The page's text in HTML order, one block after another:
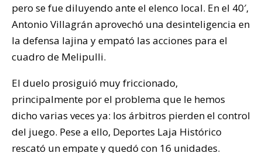
pero se fue diluyendo ante el elenco local. En el 40′,
Antonio Villagrán aprovechó una desinteligencia en
la defensa lajina y empató las acciones para el
cuadro de Melipulli.
El duelo prosiguió muy friccionado,
principalmente por el problema que le hemos
dicho varias veces ya: los árbitros pierden el control
del juego. Pese a ello, Deportes Laja Histórico
rescató un empate y quedó con 16 unidades.